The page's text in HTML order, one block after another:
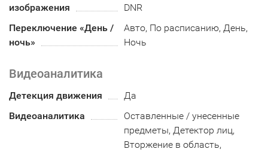
изображения
DNR
Переключение «День /
ночь»
Авто, По расписанию, День,
Ночь
Видеоаналитика
Детекция движения
Да
Видеоаналитика
Оставленные / унесенные
предметы, Детектор лиц,
Вторжение в область,